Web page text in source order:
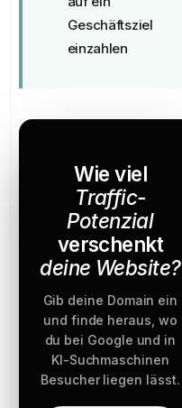
Geschäftsziel
einzahlen
Wie viel
Traffic-
Potenzial
verschenkt
deine Website?
Gib deine Domain ein
und finde heraus, wo
du bei Google und in
KI-Suchmaschinen
Besucher liegen lässt.